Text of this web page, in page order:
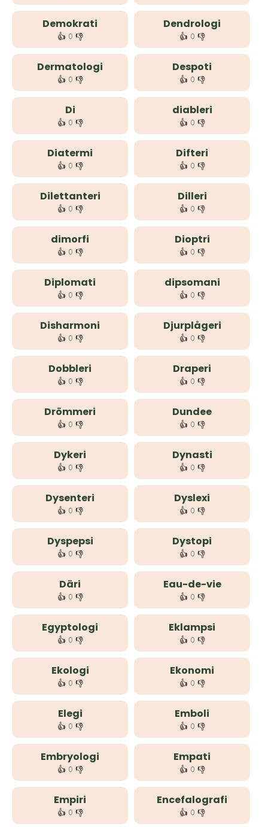
Demokrati
👍 0 👎
Dendrologi
👍 0 👎
Dermatologi
👍 0 👎
Despoti
👍 0 👎
Di
👍 0 👎
diableri
👍 0 👎
Diatermi
👍 0 👎
Difteri
👍 0 👎
Dilettanteri
👍 0 👎
Dilleri
👍 0 👎
dimorfi
👍 0 👎
Dioptri
👍 0 👎
Diplomati
👍 0 👎
dipsomani
👍 0 👎
Disharmoni
👍 0 👎
Djurplågeri
👍 0 👎
Dobbleri
👍 0 👎
Draperi
👍 0 👎
Drömmeri
👍 0 👎
Dundee
👍 0 👎
Dykeri
👍 0 👎
Dynasti
👍 0 👎
Dysenteri
👍 0 👎
Dyslexi
👍 0 👎
Dyspepsi
👍 0 👎
Dystopi
👍 0 👎
Däri
👍 0 👎
Eau-de-vie
👍 0 👎
Egyptologi
👍 0 👎
Eklampsi
👍 0 👎
Ekologi
👍 0 👎
Ekonomi
👍 0 👎
Elegi
👍 0 👎
Emboli
👍 0 👎
Embryologi
👍 0 👎
Empati
👍 0 👎
Empiri
👍 0 👎
Encefalografi
👍 0 👎